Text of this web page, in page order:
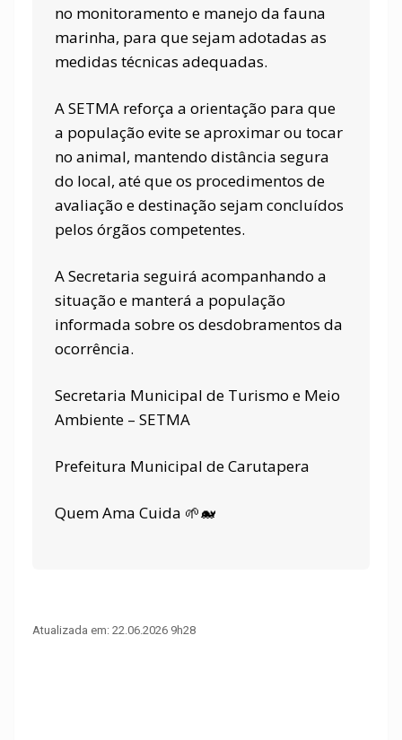
no monitoramento e manejo da fauna
marinha, para que sejam adotadas as
medidas técnicas adequadas.
A SETMA reforça a orientação para que
a população evite se aproximar ou tocar
no animal, mantendo distância segura
do local, até que os procedimentos de
avaliação e destinação sejam concluídos
pelos órgãos competentes.
A Secretaria seguirá acompanhando a
situação e manterá a população
informada sobre os desdobramentos da
ocorrência.
Secretaria Municipal de Turismo e Meio
Ambiente – SETMA
Prefeitura Municipal de Carutapera
Quem Ama Cuida 🌱🐋
Atualizada em: 22.06.2026 9h28